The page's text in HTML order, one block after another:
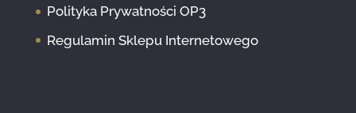
Polityka Prywatności OP3
Regulamin Sklepu Internetowego